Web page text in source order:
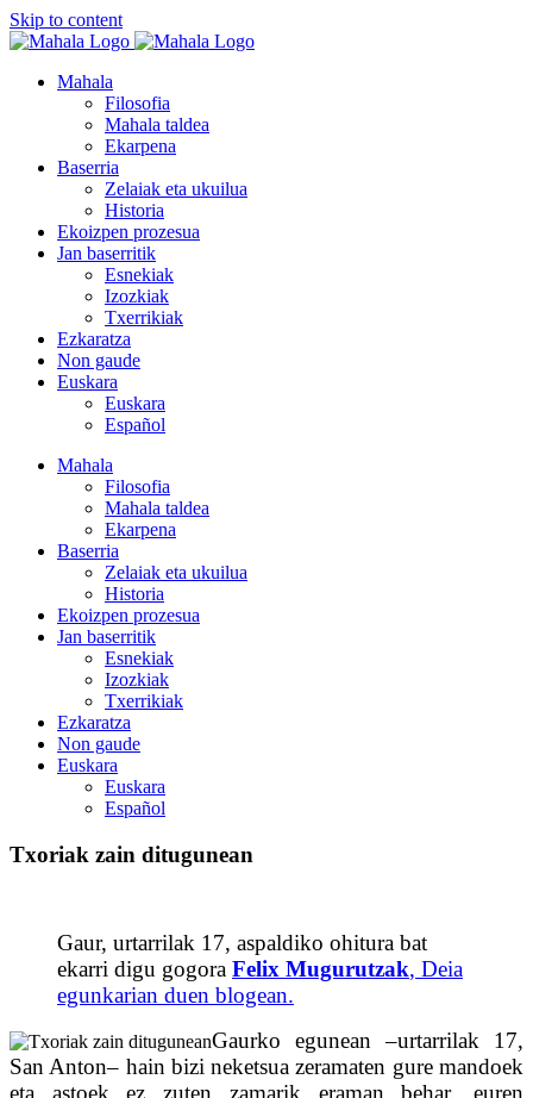
Skip to content
Mahala
Filosofia
Mahala taldea
Ekarpena
Baserria
Zelaiak eta ukuilua
Historia
Ekoizpen prozesua
Jan baserritik
Esnekiak
Izozkiak
Txerrikiak
Ezkaratza
Non gaude
Euskara
Euskara
Español
Mahala
Filosofia
Mahala taldea
Ekarpena
Baserria
Zelaiak eta ukuilua
Historia
Ekoizpen prozesua
Jan baserritik
Esnekiak
Izozkiak
Txerrikiak
Ezkaratza
Non gaude
Euskara
Euskara
Español
Txoriak zain ditugunean
Gaur, urtarrilak 17, aspaldiko ohitura bat
ekarri digu gogora Felix Mugurutzak, Deia
egunkarian duen blogean.
Gaurko egunean –urtarrilak 17,
San Anton– hain bizi neketsua zeramaten gure mandoek